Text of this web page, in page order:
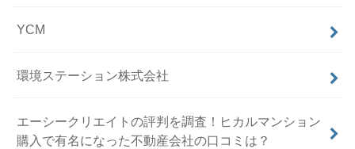
YCM
環境ステーション株式会社
エーシークリエイトの評判を調査！ヒカルマンション
購入で有名になった不動産会社の口コミは？